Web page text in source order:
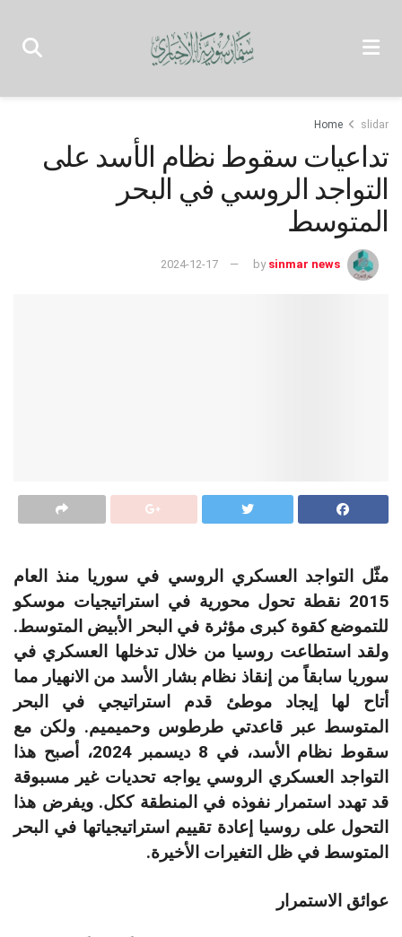
Home slidar
تداعيات سقوط نظام الأسد على
التواجد الروسي في البحر
المتوسط
by sinmar news
2024-12-17
مثّل التواجد العسكري الروسي في سوريا منذ العام
2015 نقطة تحول محورية في استراتيجيات موسكو
للتموضع كقوة كبرى مؤثرة في البحر الأبيض المتوسط.
ولقد استطاعت روسيا من خلال تدخلها العسكري في
سوريا سابقاً من إنقاذ نظام بشار الأسد من الانهيار مما
أتاح لها إيجاد موطئ قدم استراتيجي في البحر
المتوسط عبر قاعدتي طرطوس وحميميم. ولكن مع
سقوط نظام الأسد، في 8 ديسمبر 2024، أصبح هذا
التواجد العسكري الروسي يواجه تحديات غير مسبوقة
قد تهدد استمرار نفوذه في المنطقة ككل. ويفرض هذا
التحول على روسيا إعادة تقييم استراتيجياتها في البحر
المتوسط في ظل التغيرات الأخيرة.
عوائق الاستمرار